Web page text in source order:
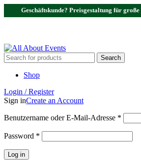
Geschäftskunde? Preisgestaltung für
Search
Shop
Login / Register
Sign inCreate an Account
Benutzername oder E-Mail-Adresse *
Password *
Log in